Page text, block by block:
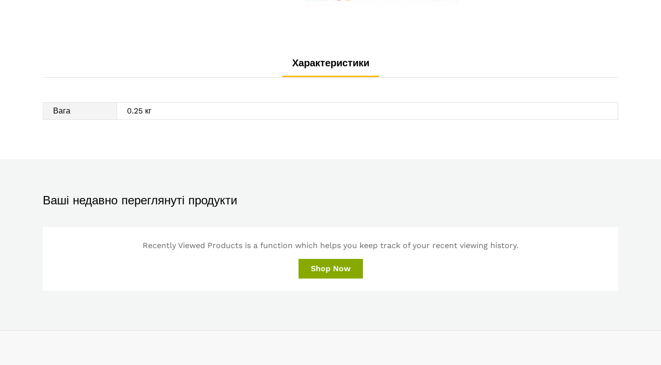
Характеристики
Вага 0.25 кг
Ваші недавно переглянуті продукти
Recently Viewed Products is a function which helps you keep track of your recent viewing history.
Shop Now